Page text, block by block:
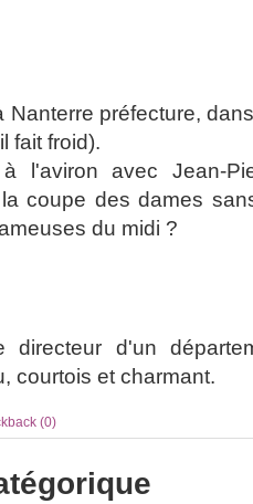
Nanterre préfecture,
fait froid).
l'aviron avec Jean-
coupe des dames
du midi ?
d'un
courtois et charmant.
(0)